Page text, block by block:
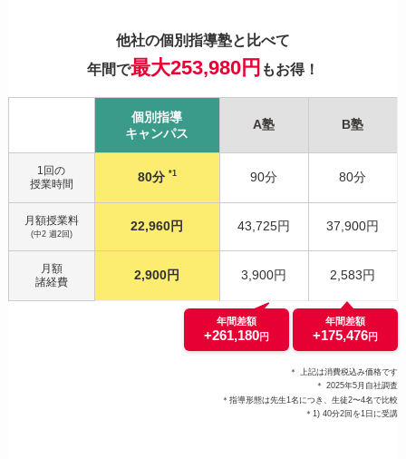
他社の個別指導塾と比べて
年間で最大253,980円 もお得！
個別指導
キャンパス
A塾 B塾
1回の
授業時間
80分 *1 90分 80分
月額授業料
(中2 週2回)
22,960円 43,725円 37,900円
月額
諸経費
2,900円 3,900円 2,583円
年間差額
+261,180円
年間差額
+175,476円
＊ 上記は消費税込み価格です
＊ 2025年5月自社調査
＊指導形態は先生1名につき、生徒2〜4名で比較
＊1) 40分2回を1日に受講